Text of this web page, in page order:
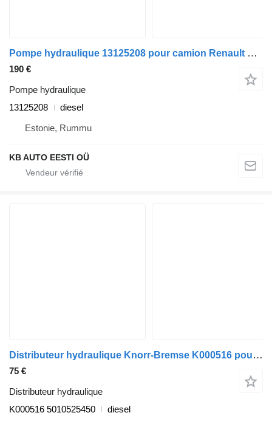
Pompe hydraulique 13125208 pour camion Renault Premium, Premium 2 (1996-2014)
190 €
Pompe hydraulique
13125208
diesel
Estonie, Rummu
KB AUTO EESTI OÜ
Distributeur hydraulique Knorr-Bremse K000516 pour camion Renault Premium, Premium 2 (1996-2014)
75 €
Distributeur hydraulique
K000516 5010525450
diesel